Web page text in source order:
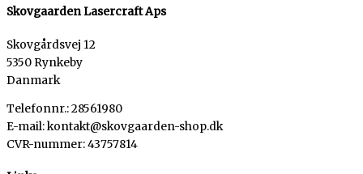
Skovgaarden Lasercraft Aps
Skovgårdsvej 12
5350 Rynkeby
Danmark
Telefonnr.: 28561980
E-mail: kontakt@skovgaarden-shop.dk
CVR-nummer:43757814